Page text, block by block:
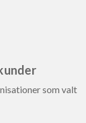
som valt